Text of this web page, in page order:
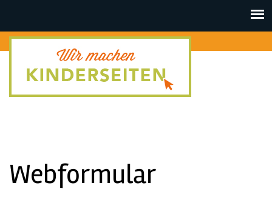
Toggle
Webformular